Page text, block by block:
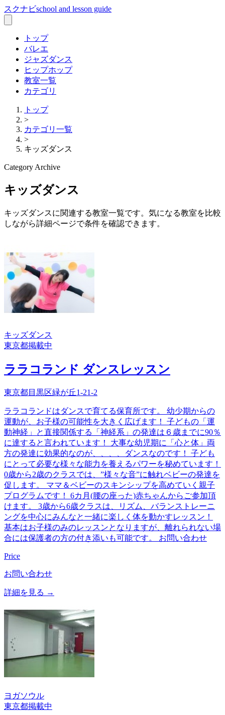
スクナビschool and lesson guide
トップ
バレエ
ジャズダンス
ヒップホップ
教室一覧
カテゴリ
トップ
>
カテゴリ一覧
>
キッズダンス
Category Archive
キッズダンス
キッズダンスに関連する教室一覧です。気になる教室を比較
しながら詳細ページで条件を確認できます。
キッズダンス
東京都掲載中
ララコランド ダンスレッスン
東京都目黒区緑が丘1-21-2
ララコランドはダンスで育てる保育所です。 幼少期からの
運動が、お子様の可能性を大きく広げます！ 子どもの「運
動神経」と直接関係する「神経系」の発達は６歳までに90％
に達すると言われています！ 大事な幼児期に「心と体」両
方の発達に効果的なのが、、、、ダンスなのです！ 子ども
にとって必要な様々な能力を養えるパワーを秘めています！
0歳から2歳のクラスでは、”様々な音”に触れベビーの発達を
促します。 ママ＆ベビーのスキンシップを高めていく親子
プログラムです！ 6カ月(腰の座った)赤ちゃんからご参加頂
けます。 3歳から6歳クラスは、リズム、バランストレーニ
ングを中心にみんなと一緒に楽しく体を動かすレッスン！
基本はお子様のみのレッスンとなりますが、離れられない場
合には保護者の方の付き添いも可能です。 お問い合わせ
Price
お問い合わせ
詳細を見る →
ヨガソウル
東京都掲載中